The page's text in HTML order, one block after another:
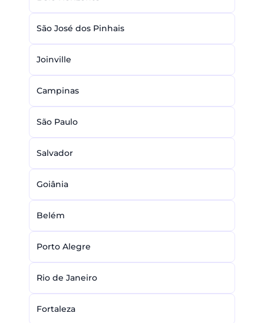
São José dos Pinhais
Joinville
Campinas
São Paulo
Salvador
Goiânia
Belém
Porto Alegre
Rio de Janeiro
Fortaleza